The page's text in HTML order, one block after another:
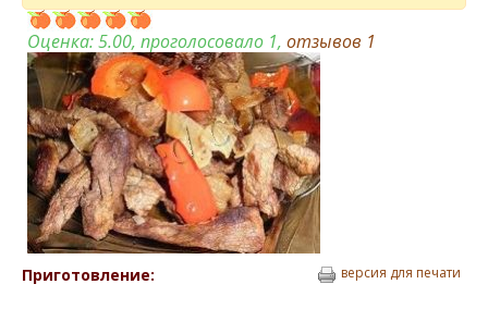
Оценка:5.00, проголосовало 1, отзывов 1
Приготовление: версия для печати